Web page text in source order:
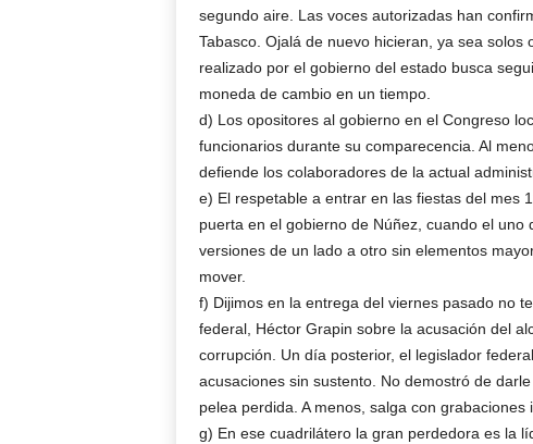
segundo aire. Las voces autorizadas han
Tabasco. Ojalá de nuevo hicieran, ya sea
realizado por el gobierno del estado busca
moneda de cambio en un tiempo.
d) Los opositores al gobierno en el Congreso
funcionarios durante su comparecencia. Al
defiende los colaboradores de la actual
e) El respetable a entrar en las fiestas del mes
puerta en el gobierno de Núñez, cuando el
versiones de un lado a otro sin elementos
mover.
f) Dijimos en la entrega del viernes pasado no
federal, Héctor Grapin sobre la acusación del
corrupción. Un día posterior, el legislador
acusaciones sin sustento. No demostró de
pelea perdida. A menos, salga con grabaciones
g) En ese cuadrilátero la gran perdedora es la